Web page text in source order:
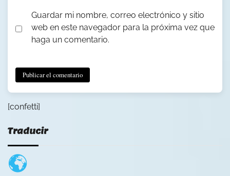
Guardar mi nombre, correo electrónico y sitio
web en este navegador para la próxima vez que
haga un comentario.
[confetti]
Traducir